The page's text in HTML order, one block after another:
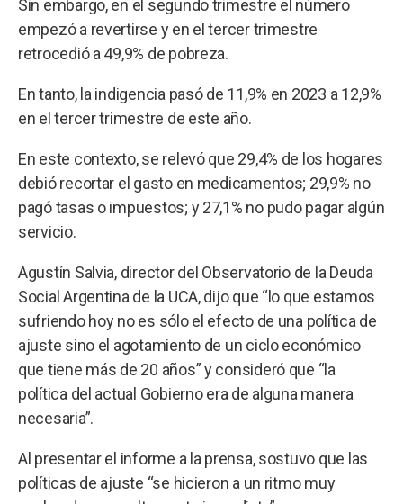
Sin embargo, en el segundo trimestre el número
empezó a revertirse y en el tercer trimestre
retrocedió a 49,9% de pobreza.
En tanto, la indigencia pasó de 11,9% en 2023 a 12,9%
en el tercer trimestre de este año.
En este contexto, se relevó que 29,4% de los hogares
debió recortar el gasto en medicamentos; 29,9% no
pagó tasas o impuestos; y 27,1% no pudo pagar algún
servicio.
Agustín Salvia, director del Observatorio de la Deuda
Social Argentina de la UCA, dijo que “lo que estamos
sufriendo hoy no es sólo el efecto de una política de
ajuste sino el agotamiento de un ciclo económico
que tiene más de 20 años” y consideró que “la
política del actual Gobierno era de alguna manera
necesaria”.
Al presentar el informe a la prensa, sostuvo que las
políticas de ajuste “se hicieron a un ritmo muy